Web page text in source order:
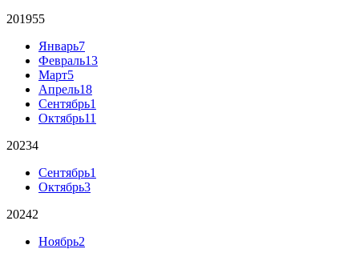
201955
Январь7
Февраль13
Март5
Апрель18
Сентябрь1
Октябрь11
20234
Сентябрь1
Октябрь3
20242
Ноябрь2